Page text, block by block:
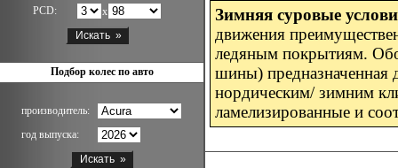
PCD:
x
Подбор колес по авто
производитель:
год выпуска:
Зимняя суровые
движения
ледяным покрытиям.
шины) предназначенная
нордическим/ зимним
ламелизированные и